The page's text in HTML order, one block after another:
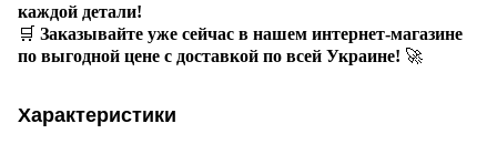
каждой детали!
🛒 Заказывайте уже сейчас в нашем интернет-магазине
по выгодной цене с доставкой по всей Украине! 🚀
Характеристики